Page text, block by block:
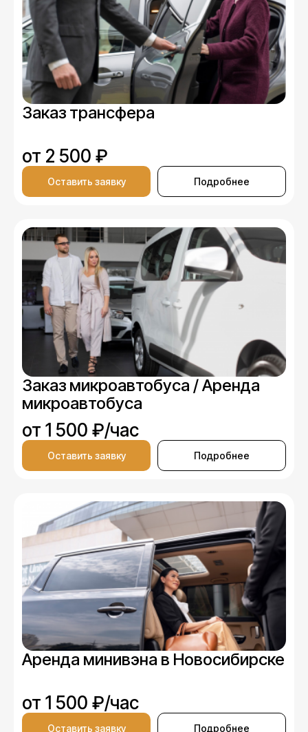
Заказ трансфера
от 2 500 ₽
Оставить заявку Подробнее
Заказ микроавтобуса / Аренда
микроавтобуса
от 1 500 ₽/час
Оставить заявку Подробнее
Аренда минивэна в Новосибирске
от 1 500 ₽/час
Оставить заявку Подробнее